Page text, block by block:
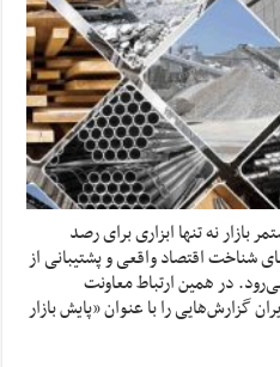
بازار نه تنها ابزاری برای رصد
شناخت اقتصاد واقعی و پشتیبانی از
در همین ارتباط معاونت
گزارش‌هایی را با عنوان «پایش بازار